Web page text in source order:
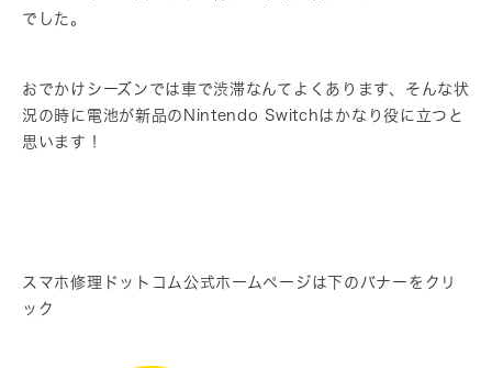
でした。
おでかけシーズンでは車で渋滞なんてよくあります、そんな状
況の時に電池が新品のNintendo Switchはかなり役に立つと
思います！
スマホ修理ドットコム公式ホームページは下のバナーをクリ
ック